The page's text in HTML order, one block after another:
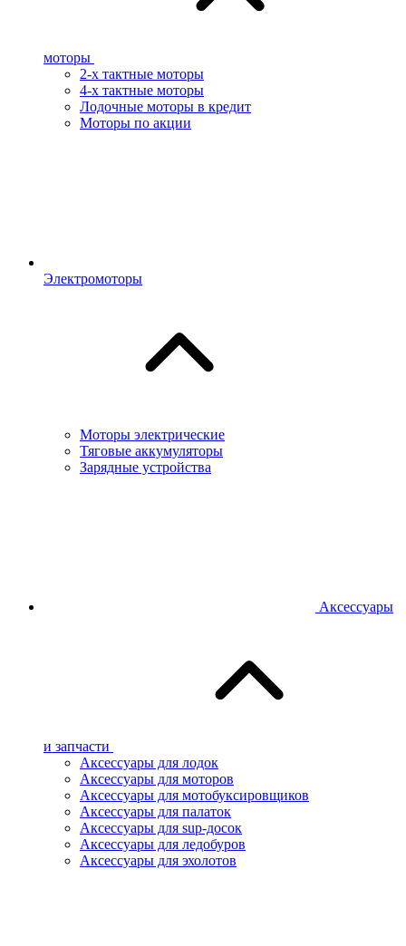
моторы
2-х тактные моторы
4-х тактные моторы
Лодочные моторы в кредит
Моторы по акции
Электромоторы
Моторы электрические
Тяговые аккумуляторы
Зарядные устройства
Аксессуары
и запчасти
Аксессуары для лодок
Аксессуары для моторов
Аксессуары для мотобуксировщиков
Аксессуары для палаток
Аксессуары для sup-досок
Аксессуары для ледобуров
Аксессуары для эхолотов